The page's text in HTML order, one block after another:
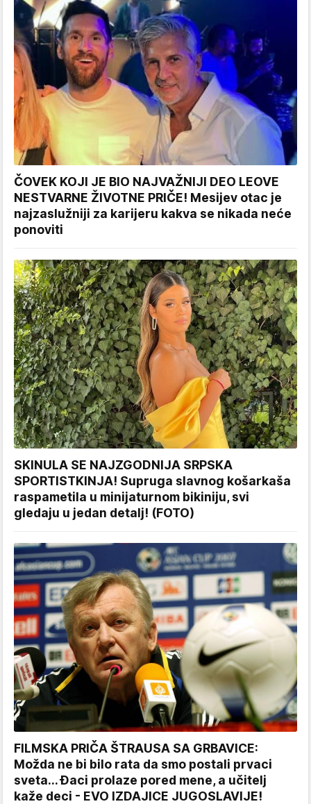
ČOVEK KOJI JE BIO NAJVAŽNIJI DEO LEOVE
NESTVARNE ŽIVOTNE PRIČE! Mesijev otac je
najzaslužniji za karijeru kakva se nikada neće
ponoviti
SKINULA SE NAJZGODNIJA SRPSKA
SPORTISTKINJA! Supruga slavnog košarkaša
raspametila u minijaturnom bikiniju, svi
gledaju u jedan detalj! (FOTO)
FILMSKA PRIČA ŠTRAUSA SA GRBAVICE:
Možda ne bi bilo rata da smo postali prvaci
sveta... Đaci prolaze pored mene, a učitelj
kaže deci - EVO IZDAJICE JUGOSLAVIJE!